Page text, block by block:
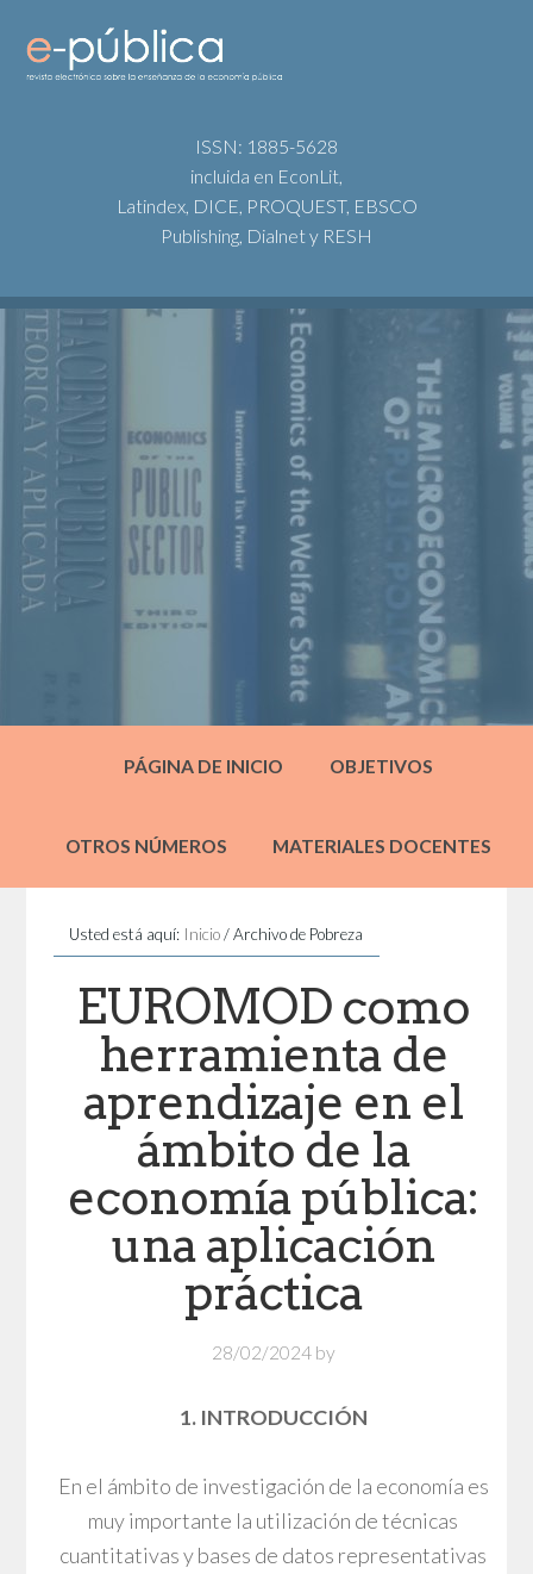
ISSN: 1885-5628
incluida en EconLit,
Latindex, DICE, PROQUEST, EBSCO
Publishing, Dialnet y RESH
PÁGINA DE INICIO OBJETIVOS
OTROS NÚMEROS MATERIALES DOCENTES
Usted está aquí: Inicio /Archivo de Pobreza
EUROMOD como
herramienta de
aprendizaje en el
ámbito de la
economía pública:
una aplicación
práctica
28/02/2024by
1. INTRODUCCIÓN
En el ámbito de investigación de la economía es
muy importante la utilización de técnicas
cuantitativas y bases de datos representativas